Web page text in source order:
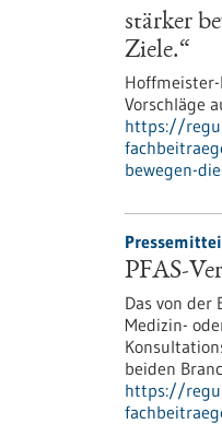
stärker
Ziele.“
Vorschläge
https://
bewegen-
PFAS-
Das von der
Medizin-
beiden
https://